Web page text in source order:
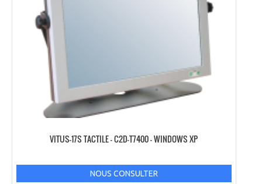
VITUS-17S TACTILE – C2D-T7400 – WINDOWS XP
NOUS CONSULTER